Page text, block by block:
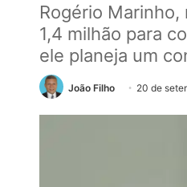
Rogério
1,4 milhão para
ele planeja um
João Filho 20 de